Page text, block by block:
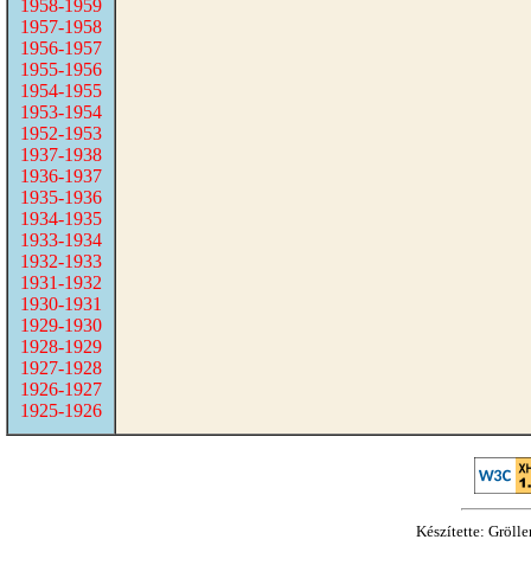
1958-1959
1957-1958
1956-1957
1955-1956
1954-1955
1953-1954
1952-1953
1937-1938
1936-1937
1935-1936
1934-1935
1933-1934
1932-1933
1931-1932
1930-1931
1929-1930
1928-1929
1927-1928
1926-1927
1925-1926
Készítette: